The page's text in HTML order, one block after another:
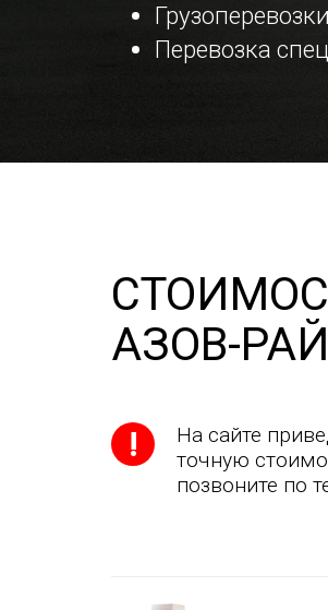
Перевозка
АЗОВ-
На сайте
точную
позвоните по